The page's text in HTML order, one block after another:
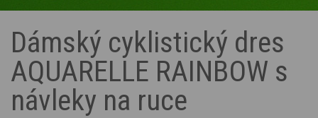
Dámský cyklistický dres
AQUARELLE RAINBOW s
návleky na ruce